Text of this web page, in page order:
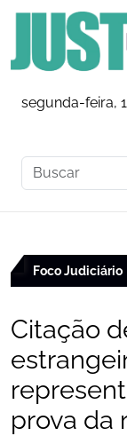
segunda-feira,
Foco Judiciário
Citação
prova da